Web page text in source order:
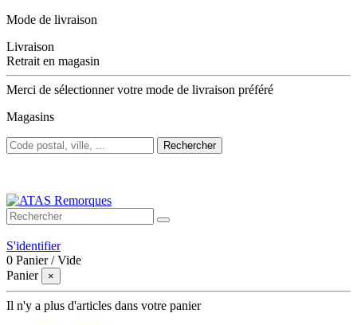
Mode de livraison
Livraison
Retrait en magasin
Merci de sélectionner votre mode de livraison préféré
Magasins
Rechercher
S'identifier
0 Panier /Vide
Panier
×
Il n'y a plus d'articles dans votre panier